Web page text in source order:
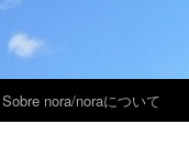
Sobre nora/noraについて